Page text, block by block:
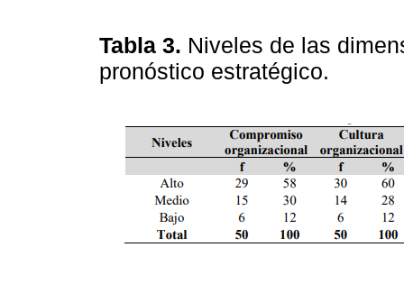
Tabla 3. Niveles de las
pronóstico estratégico.